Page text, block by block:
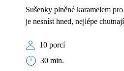
Sušenky plněné karamelem
je nesníst hned, nejlépe
10 porcí
30 min.